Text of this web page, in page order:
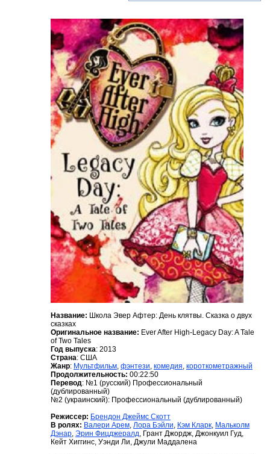
Название: Школа Эвер Афтер: День клятвы. Сказка о двух
сказках
Оригинальное название: Ever After High-Legacy Day: A Tale
of Two Tales
Год выпуска: 2013
Страна: США
Жанр: Мультфильм, фэнтези, комедия, короткометражный
Продолжительность: 00:22:50
Перевод: №1 (русский) Профессиональный
(дублированный)
№2 (украинский): Профессиональный (дублированный)
Режиссер: Брендон Джеймс Скотт
В ролях: Валери Арем, Лора Бэйли, Кэм Кларк, Мальколм
Дэнар, Эрин Фицджералд, Грант Джордж, Джонкуил Гуд,
Кейт Хиггинс, Уэнди Ли, Джули Маддалена